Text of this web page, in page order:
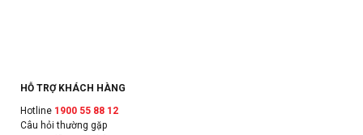
HỖ TRỢ KHÁCH HÀNG
Hotline 1900 55 88 12
Câu hỏi thường gặp